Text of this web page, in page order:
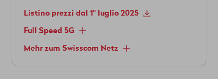
Listino prezzi dal 1° luglio 2025
Full Speed 5G
Mehr zum Swisscom Netz